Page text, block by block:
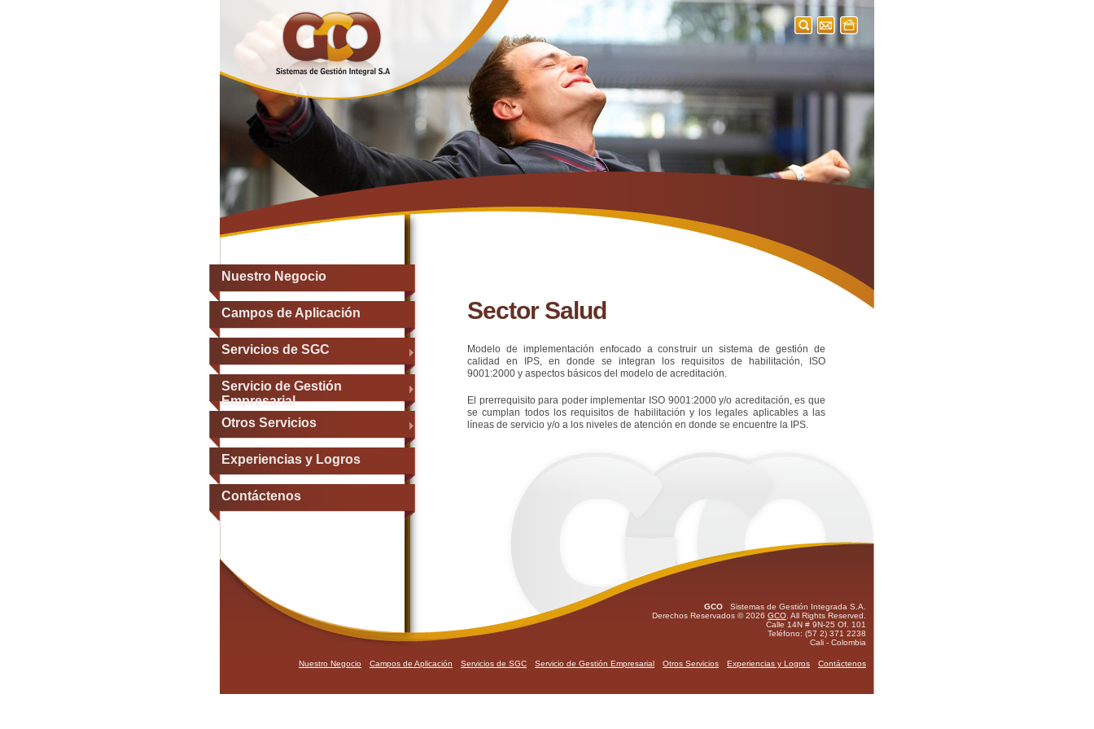
Nuestro Negocio
Campos de Aplicación
Servicios de SGC
Servicio de Gestión
Empresarial
Otros Servicios
Experiencias y Logros
Contáctenos
Sector Salud
Modelo de implementación enfocado a construir un sistema de gestión de
calidad en IPS, en donde se integran los requisitos de habilitación, ISO
9001:2000 y aspectos básicos del modelo de acreditación.
El prerrequisito para poder implementar ISO 9001:2000 y/o acreditación, es que
se cumplan todos los requisitos de habilitación y los legales aplicables a las
líneas de servicio y/o a los niveles de atención en donde se encuentre la IPS.
GCO Sistemas de Gestión Integrada S.A.
Derechos Reservados © 2026 GCO . All Rights Reserved.
Calle 14N # 9N-25 Of. 101
Teléfono: (57 2) 371 2238
Cali - Colombia
Nuestro Negocio Campos de Aplicación Servicios de SGC Servicio de Gestión Empresarial Otros Servicios Experiencias y Logros Contáctenos